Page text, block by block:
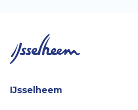
IJsselheem